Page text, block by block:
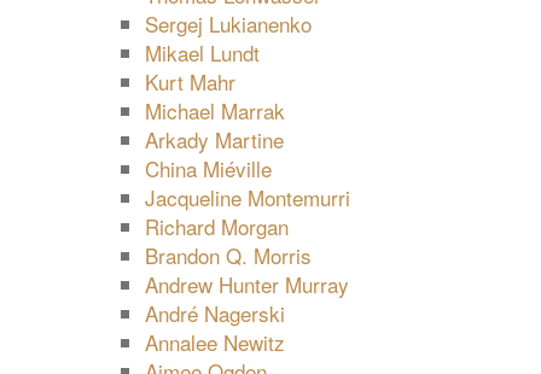
Sergej Lukianenko
Mikael Lundt
Kurt Mahr
Michael Marrak
Arkady Martine
China Miéville
Jacqueline Montemurri
Richard Morgan
Brandon Q. Morris
Andrew Hunter Murray
André Nagerski
Annalee Newitz